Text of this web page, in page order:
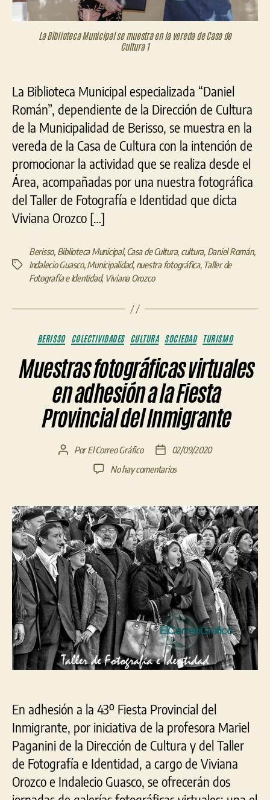
La Biblioteca Municipal se muestra en la vereda de Casa de
Cultura 1
La Biblioteca Municipal especializada “Daniel
Román”, dependiente de la Dirección de Cultura
de la Municipalidad de Berisso, se muestra en la
vereda de la Casa de Cultura con la intención de
promocionar la actividad que se realiza desde el
Área, acompañadas por una nuestra fotográfica
del Taller de Fotografía e Identidad que dicta
Viviana Orozco […]
Etiquetas
Berisso, Biblioteca Municipal,Casa de Cultura, cultura, Daniel Román,
Indalecio Guasco,Municipalidad, nuestra fotográfica, Taller de
Fotografía e Identidad, Viviana Orozco
Categorías
BERISSO COLECTIVIDADES CULTURA SOCIEDAD TURISMO
Muestras fotográficas virtuales
en adhesión a la Fiesta
Provincial del Inmigrante
AutorPorEl Correo Gráfico
Fecha
de
02/09/2020
No hay comentariosen
virtuales
en
adhesión
a
la
Fiesta
Provincial
del
Inmigrante
En adhesión a la 43º Fiesta Provincial del
Inmigrante, por iniciativa de la profesora Mariel
Paganini de la Dirección de Cultura y del Taller
de Fotografía e Identidad, a cargo de Viviana
Orozco e Indalecio Guasco, se ofrecerán dos